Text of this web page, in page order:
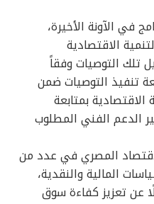
في الآونة الأخيرة،
الاقتصادية
تلك التوصيات وفقاً
تنفيذ التوصيات ضمن
بمتابعة
الدعم الفني المطلوب
المصري في عدد من
المالية والنقدية،
عن تعزيز كفاءة سوق